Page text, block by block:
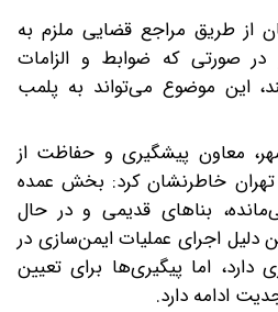
۴۸ ساختمان از طریق مراجع قضایی ملزم به
صورتی که ضوابط و الزامات
این موضوع می‌تواند به پلمب
معاون پیشگیری و حفاظت از
خاطرنشان کرد: بخش عمده
بناهای قدیمی و در حال
دلیل اجرای عملیات ایمن‌سازی در
اما پیگیری‌ها برای تعیین
ادامه دارد.